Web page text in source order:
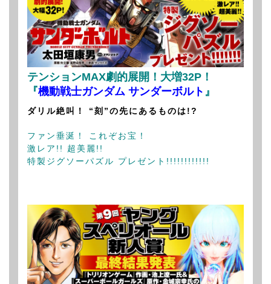
テンションMAX劇的展開！大増32P！
『機動戦士ガンダム サンダーボルト 』
ダリル絶叫！ “刻”の先にあるものは!?
ファン垂涎！ これぞお宝！
激レア!! 超美麗!!
特製ジグソーパズル プレゼント!!!!!!!!!!!!